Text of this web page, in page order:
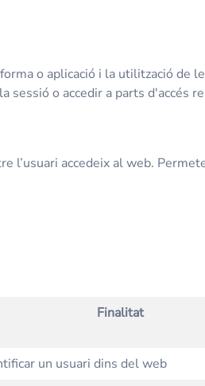
o aplicació i la utilització de
o accedir a parts d'accés
l’usuari accedeix al web.
Finalitat
un usuari dins del web